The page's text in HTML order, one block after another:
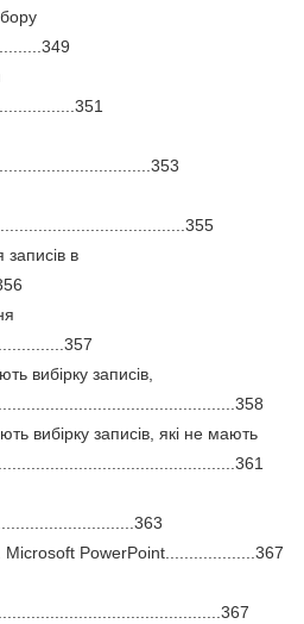
в
вибірку записів,
вибірку записів, які не мають
Microsoft PowerPoint...................367